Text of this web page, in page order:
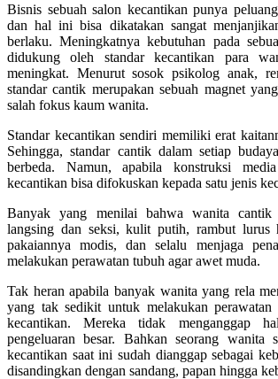
Bisnis sebuah salon kecantikan punya
dan hal ini bisa dikatakan sangat
berlaku. Meningkatnya kebutuhan pada
didukung oleh standar kecantikan para
meningkat. Menurut sosok psikolog anak,
standar cantik merupakan sebuah magnet
salah fokus kaum wanita.
Standar kecantikan sendiri memiliki erat
Sehingga, standar cantik dalam setiap
berbeda. Namun, apabila konstruksi
kecantikan bisa difokuskan kepada satu jenis
Banyak yang menilai bahwa wanita cantik
langsing dan seksi, kulit putih, rambut lurus
pakaiannya modis, dan selalu menjaga
melakukan perawatan tubuh agar awet muda.
Tak heran apabila banyak wanita yang rela
yang tak sedikit untuk melakukan
kecantikan. Mereka tidak menganggap
pengeluaran besar. Bahkan seorang wanita
kecantikan saat ini sudah dianggap sebagai
disandingkan dengan sandang, papan hingga